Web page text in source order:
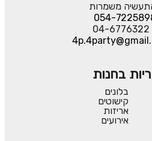
משמרות
054-
04-6776322
בחנות
בלונים
קישוטים
אריזות
אירועים